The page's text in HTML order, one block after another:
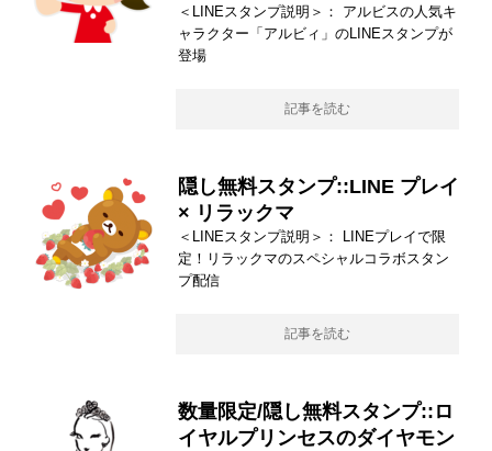
＜LINEスタンプ説明＞： アルビスの人気キ
ャラクター「アルビィ」のLINEスタンプが
登場
記事を読む
隠し無料スタンプ::LINE プレイ
× リラックマ
＜LINEスタンプ説明＞： LINEプレイで限
定！リラックマのスペシャルコラボスタン
プ配信
記事を読む
数量限定/隠し無料スタンプ::ロ
イヤルプリンセスのダイヤモン